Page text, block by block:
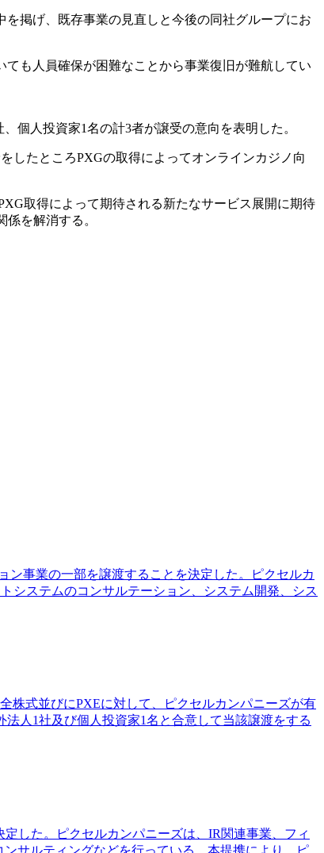
掲げ、既存事業の見直しと今後の同社グループにお
も人員確保が困難なことから事業復旧が難航してい
個人投資家1名の計3者が譲受の意向を表明した。
したところPXGの取得によってオンラインカジノ向
取得によって期待される新たなサービス展開に期待
を解消する。
ン事業の一部を譲渡することを決定した。ピクセルカ
システムのコンサルテーション、システム開発、シス
株式並びにPXEに対して、ピクセルカンパニーズが有
人1社及び個人投資家1名と合意して当該譲渡をする
した。ピクセルカンパニーズは、IR関連事業、フィ
サルティングなどを行っている。本提携により、ピ